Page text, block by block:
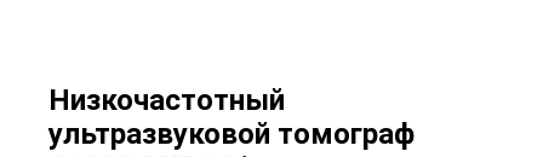
Низкочастотный
ультразвуковой томограф